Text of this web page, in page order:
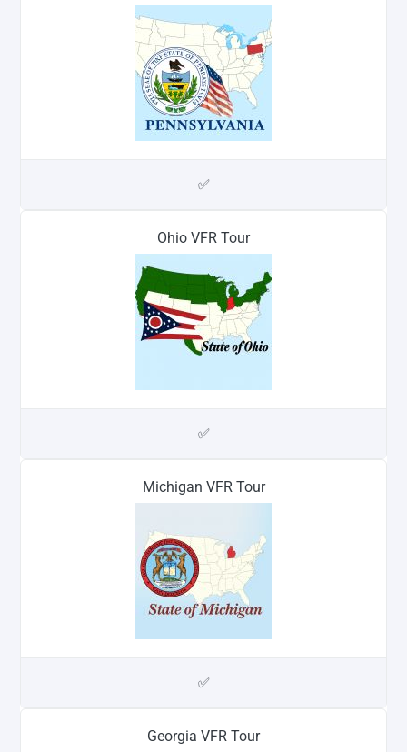
✅
Ohio VFR Tour
✅
Michigan VFR Tour
✅
Georgia VFR Tour